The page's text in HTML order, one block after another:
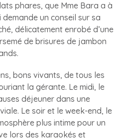
phares, que Mme Bara a à
un conseil sur sa
délicatement enrobé d’une
de brisures de jambon
bons vivants, de tous les
la gérante. Le midi, le
déjeuner dans une
Le soir et le week-end, le
plus intime pour un
lors des karaokés et